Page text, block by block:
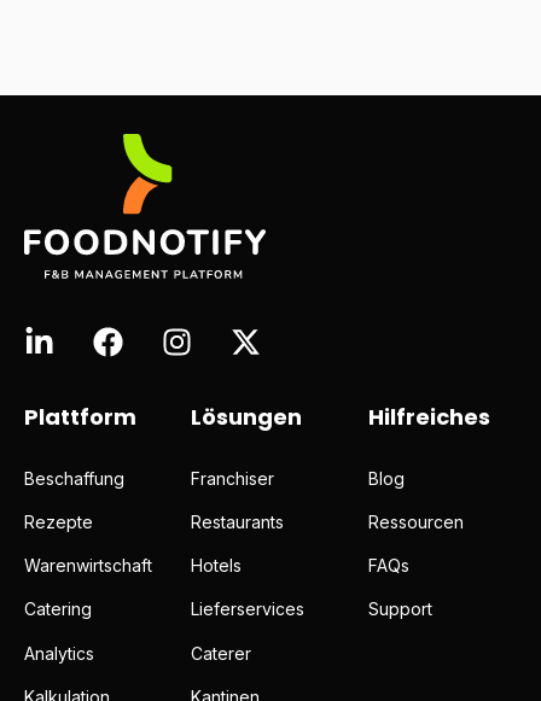
Plattform
Beschaffung
Rezepte
Warenwirtschaft
Catering
Analytics
Kalkulation
Lösungen
Franchiser
Restaurants
Hotels
Lieferservices
Caterer
Kantinen
Hilfreiches
Blog
Ressourcen
FAQs
Support